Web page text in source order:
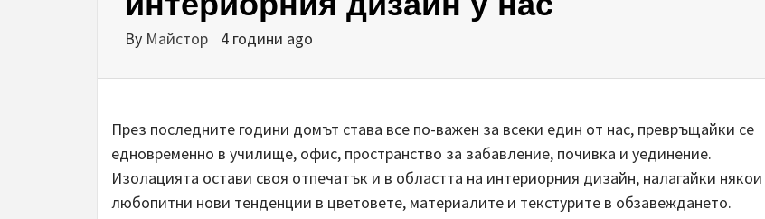
By Майстор 4 години ago
През последните години домът става все по-важен за всеки един от нас, превръщайки се
едновременно в училище, офис, пространство за забавление, почивка и уединение.
Изолацията остави своя отпечатък и в областта на интериорния дизайн, налагайки някои
любопитни нови тенденции в цветовете, материалите и текстурите в обзавеждането.